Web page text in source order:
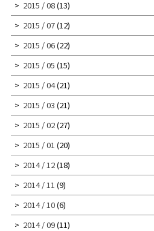
2015 / 08(13)
2015 / 07(12)
2015 / 06(22)
2015 / 05 (15)
2015 / 04(21)
2015 / 03 (21)
2015 / 02(27)
2015 / 01 (20)
2014 / 12(18)
2014 / 11 (9)
2014 / 10(6)
2014 / 09(11)